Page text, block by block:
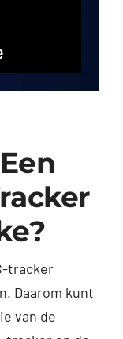
tracker
Daarom kunt
van de